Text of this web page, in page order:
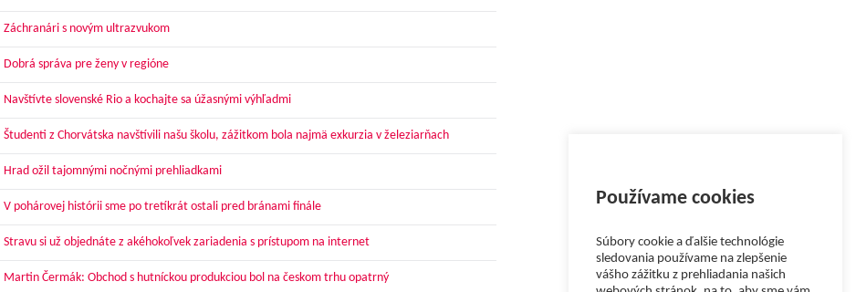
Záchranári s novým ultrazvukom
Dobrá správa pre ženy v regióne
Navštívte slovenské Rio a kochajte sa úžasnými výhľadmi
Študenti z Chorvátska navštívili našu školu, zážitkom bola najmä exkurzia v železiarňach
Hrad ožil tajomnými nočnými prehliadkami
V pohárovej histórii sme po tretíkrát ostali pred bránami finále
Stravu si už objednáte z akéhokoľvek zariadenia s prístupom na internet
Martin Čermák: Obchod s hutníckou produkciou bol na českom trhu opatrný
Používame cookies
Súbory cookie a ďalšie technológie
sledovania používame na zlepšenie
vášho zážitku z prehliadania našich